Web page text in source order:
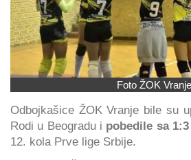
Foto ŽOK Vranje
Odbojkašice ŽOK Vranje bile su
Rodi u Beogradu i pobedile sa
12. kola Prve lige Srbije.